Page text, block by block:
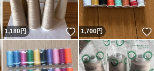
いいね！
1,180円 いいね！
1,700円